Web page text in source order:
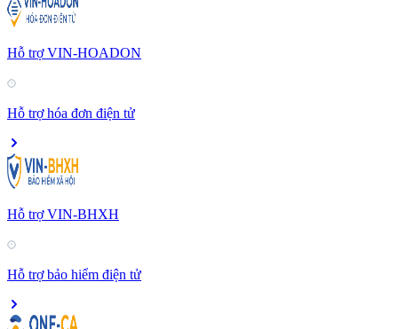
Hỗ trợ VIN-HOADON
Hỗ trợ hóa đơn điện tử
Hỗ trợ VIN-BHXH
Hỗ trợ bảo hiểm điện tử